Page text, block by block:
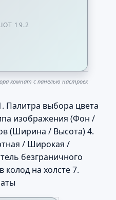
19.2
комнат с панелью настроек
Палитра выбора цвета
изображения (Фон /
(Ширина / Высота) 4.
/ Широкая /
безграничного
на холсте 7.